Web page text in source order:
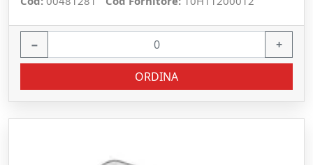
− +
ORDINA